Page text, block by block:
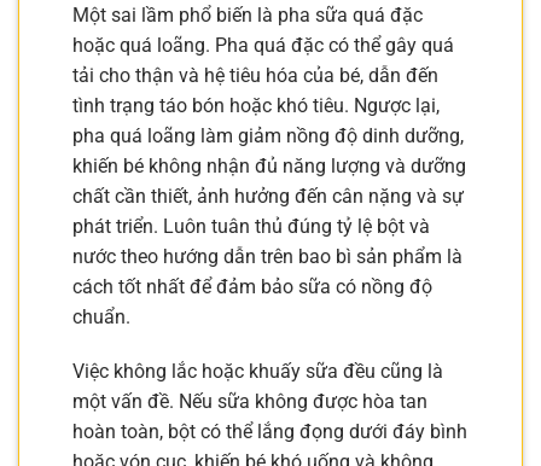
Một sai lầm phổ biến là pha sữa quá đặc
hoặc quá loãng. Pha quá đặc có thể gây quá
tải cho thận và hệ tiêu hóa của bé, dẫn đến
tình trạng táo bón hoặc khó tiêu. Ngược lại,
pha quá loãng làm giảm nồng độ dinh dưỡng,
khiến bé không nhận đủ năng lượng và dưỡng
chất cần thiết, ảnh hưởng đến cân nặng và sự
phát triển. Luôn tuân thủ đúng tỷ lệ bột và
nước theo hướng dẫn trên bao bì sản phẩm là
cách tốt nhất để đảm bảo sữa có nồng độ
chuẩn.
Việc không lắc hoặc khuấy sữa đều cũng là
một vấn đề. Nếu sữa không được hòa tan
hoàn toàn, bột có thể lắng đọng dưới đáy bình